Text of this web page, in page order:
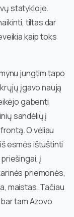
statykloje.
tiltas dar
kaip toks
jungtim tapo
įgavo naują
gabenti
sandėlių į
O vėliau
esmės ištuštinti
į
priemonės,
maistas. Tačiau
tam Azovo